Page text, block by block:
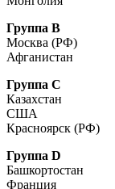
Группа В
Москва (РФ)
Афганистан
Группа С
Казахстан
США
Красноярск (РФ)
Группа D
Башкортостан
Франция